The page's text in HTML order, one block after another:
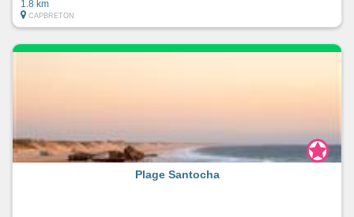
1.8 km
CAPBRETON
Plage Santocha